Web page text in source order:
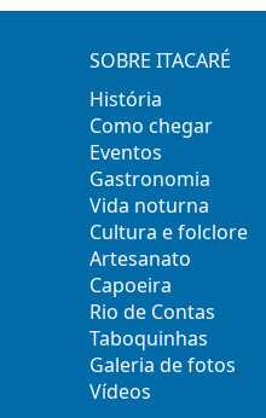
SOBRE ITACARÉ
História
Como chegar
Eventos
Gastronomia
Vida noturna
Cultura e folclore
Artesanato
Capoeira
Rio de Contas
Taboquinhas
Galeria de fotos
Vídeos